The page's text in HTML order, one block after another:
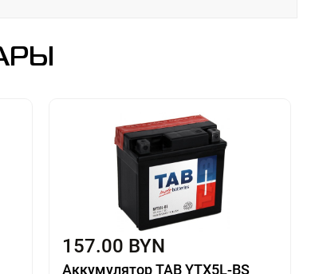
157.00 BYN
Аккумулятор TAB YTX5L-BS